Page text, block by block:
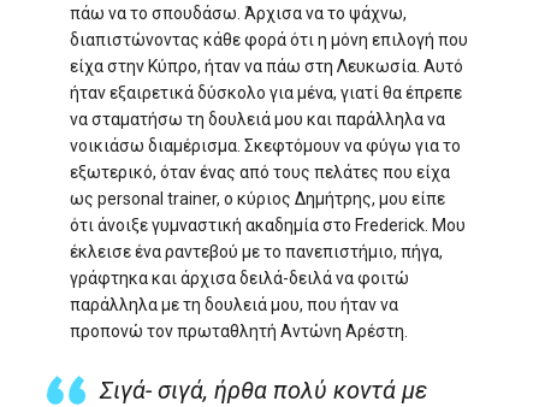
πάω να το σπουδάσω. Άρχισα να το ψάχνω,
διαπιστώνοντας κάθε φορά ότι η μόνη επιλογή που
είχα στην Κύπρο, ήταν να πάω στη Λευκωσία. Αυτό
ήταν εξαιρετικά δύσκολο για μένα, γιατί θα έπρεπε
να σταματήσω τη δουλειά μου και παράλληλα να
νοικιάσω διαμέρισμα. Σκεφτόμουν να φύγω για το
εξωτερικό, όταν ένας από τους πελάτες που είχα
ως personal trainer, ο κύριος Δημήτρης, μου είπε
ότι άνοιξε γυμναστική ακαδημία στο Frederick. Μου
έκλεισε ένα ραντεβού με το πανεπιστήμιο, πήγα,
γράφτηκα και άρχισα δειλά-δειλά να φοιτώ
παράλληλα με τη δουλειά μου, που ήταν να
προπονώ τον πρωταθλητή Αντώνη Αρέστη.
Σιγά- σιγά, ήρθα πολύ κοντά με